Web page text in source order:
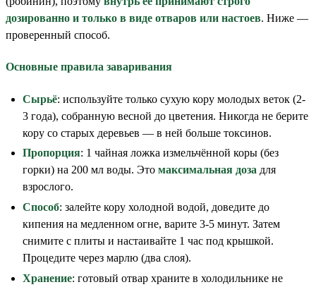
дозированно и только в виде отваров или настоев. Ниже —
проверенный способ.
Основные правила заваривания
Сырьё: используйте только сухую кору молодых веток (2-
3 года), собранную весной до цветения. Никогда не берите
кору со старых деревьев — в ней больше токсинов.
Пропорция: 1 чайная ложка измельчённой коры (без
горки) на 200 мл воды. Это максимальная доза для
взрослого.
Способ: залейте кору холодной водой, доведите до
кипения на медленном огне, варите 3-5 минут. Затем
снимите с плиты и настаивайте 1 час под крышкой.
Процедите через марлю (два слоя).
Хранение: готовый отвар храните в холодильнике не